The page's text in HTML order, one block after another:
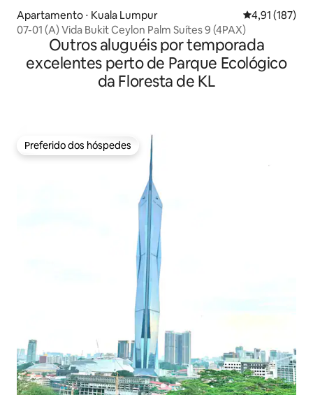
Apartamento ⋅ Kuala Lumpur 4,91 de uma
4,91 (187)
07-01 (A) Vida Bukit Ceylon Palm Suítes 9 (4PAX)
Outros aluguéis por temporada
excelentes perto de Parque Ecológico
da Floresta de KL
Preferido dos hóspedes
Preferido dos hóspedes